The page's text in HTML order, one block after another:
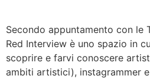
Secondo appuntamento con le
Red Interview è uno spazio in
scoprire e farvi conoscere
ambiti artistici), instagrammer